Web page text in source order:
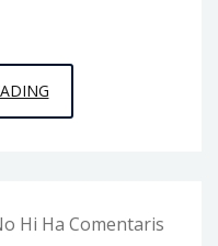
ÚS
I
Hi Ha Comentaris